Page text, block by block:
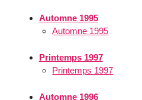
Automne 1995
Automne 1995
Printemps 1997
Printemps 1997
Automne 1996